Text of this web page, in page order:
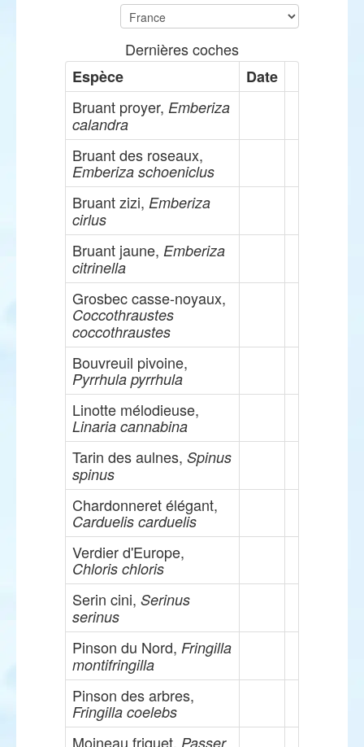
Dernières coches
Espèce
Date
Bruant proyer, Emberiza
calandra
Bruant des roseaux,
Emberiza schoeniclus
Bruant zizi, Emberiza
cirlus
Bruant jaune, Emberiza
citrinella
Grosbec casse-noyaux,
Coccothraustes
coccothraustes
Bouvreuil pivoine,
Pyrrhula pyrrhula
Linotte mélodieuse,
Linaria cannabina
Tarin des aulnes, Spinus
spinus
Chardonneret élégant,
Carduelis carduelis
Verdier d'Europe,
Chloris chloris
Serin cini, Serinus
serinus
Pinson du Nord, Fringilla
montifringilla
Pinson des arbres,
Fringilla coelebs
Moineau friquet, Passer